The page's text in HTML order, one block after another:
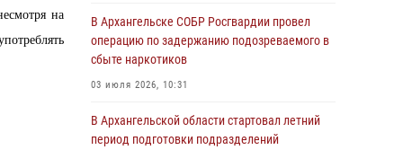
на
В Архангельске СОБР Росгвардии провел
операцию по задержанию подозреваемого в
сбыте наркотиков
03 июля 2026, 10:31
В Архангельской области стартовал летний
период подготовки подразделений